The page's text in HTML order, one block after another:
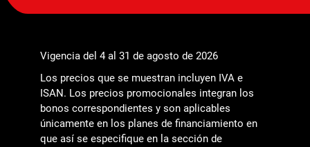
Vigencia del 4 al 31 de agosto de 2026
Los precios que se muestran incluyen IVA e
ISAN. Los precios promocionales integran los
bonos correspondientes y son aplicables
únicamente en los planes de financiamiento en
que así se especifique en la sección de